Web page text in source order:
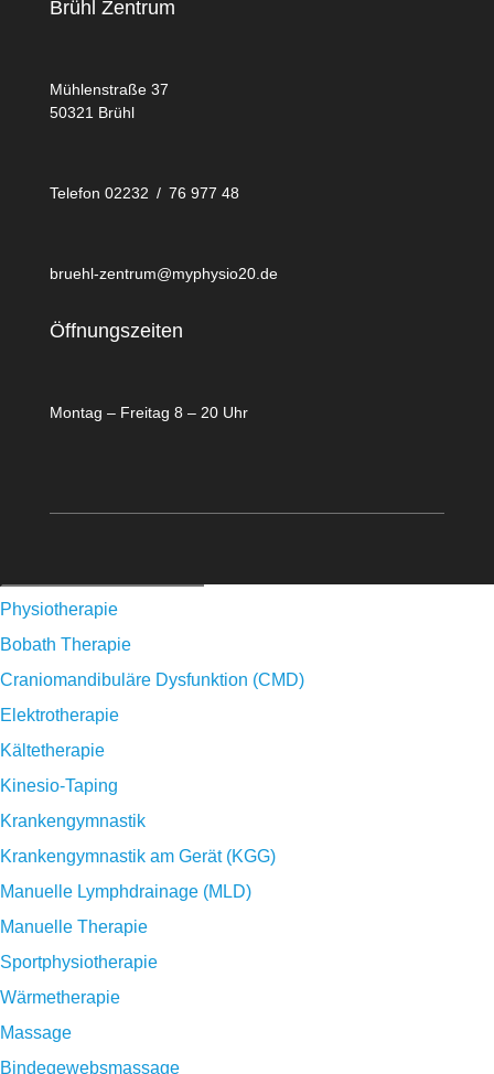
Brühl Zentrum
Mühlenstraße 37
50321 Brühl
Telefon 02232 / 76 977 48
bruehl-zentrum@myphysio20.de
Öffnungszeiten
Montag – Freitag 8 – 20 Uhr
Physiotherapie
Bobath Therapie
Craniomandibuläre Dysfunktion (CMD)
Elektrotherapie
Kältetherapie
Kinesio-Taping
Krankengymnastik
Krankengymnastik am Gerät (KGG)
Manuelle Lymphdrainage (MLD)
Manuelle Therapie
Sportphysiotherapie
Wärmetherapie
Massage
Bindegewebsmassage